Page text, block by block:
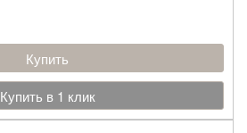
Купить
Купить в 1 клик